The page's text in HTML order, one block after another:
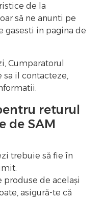
de la
să ne anunti pe
gasesti in pagina de
Cumparatorul
sa il contacteze,
returul
de SAM
trebuie să fie în
de același
asigură-te că